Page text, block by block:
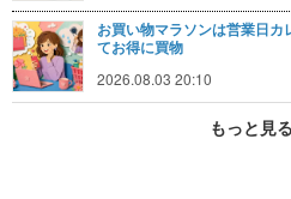
お買い物マラソンは営業日
てお得に買物
2026.08.03 20:10
もっと見る